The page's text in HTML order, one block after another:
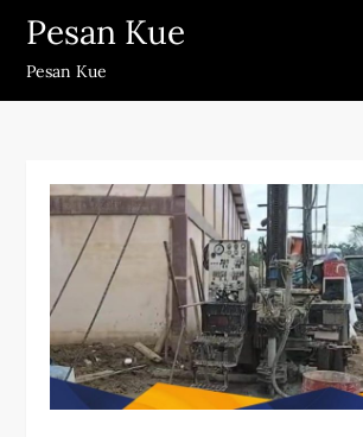
Skip
content
Pesan Kue
Pesan Kue